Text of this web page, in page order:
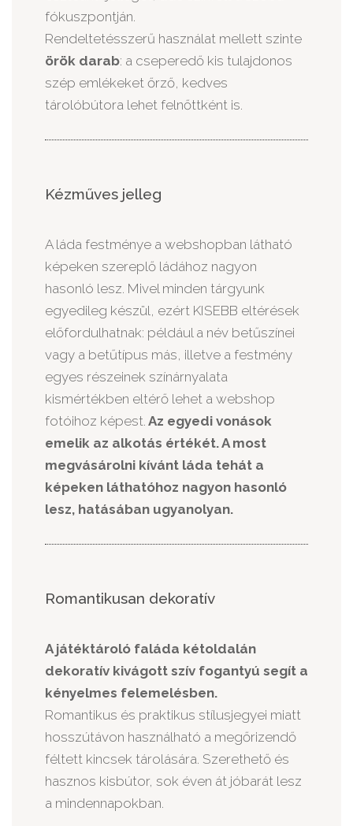
fókuszpontján.
Rendeltetésszerű használat mellett szinte
örök darab: a cseperedő kis tulajdonos
szép emlékeket őrző, kedves
tárolóbútora lehet felnőttként is.
Kézműves jelleg
A láda festménye a webshopban látható
képeken szereplő ládához nagyon
hasonló lesz. Mivel minden tárgyunk
egyedileg készül, ezért KISEBB eltérések
előfordulhatnak: például a név betűszínei
vagy a betűtípus más, illetve a festmény
egyes részeinek színárnyalata
kismértékben eltérő lehet a webshop
fotóihoz képest. Az egyedi vonások
emelik az alkotás értékét. A most
megvásárolni kívánt láda tehát a
képeken láthatóhoz nagyon hasonló
lesz, hatásában ugyanolyan.
Romantikusan dekoratív
A játéktároló faláda kétoldalán
dekoratív kivágott szív fogantyú segít a
kényelmes felemelésben.
Romantikus és praktikus stílusjegyei miatt
hosszútávon használható a megőrizendő
féltett kincsek tárolására. Szerethető és
hasznos kisbútor, sok éven át jóbarát lesz
a mindennapokban.